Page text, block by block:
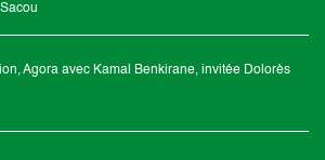
Agora avec Kamal Benkirane, invitée Dolorès